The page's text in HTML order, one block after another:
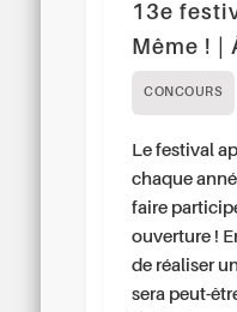
13e
Même ! |
CONCOURS
Le festival
chaque
faire
ouverture !
de réaliser
sera peut-